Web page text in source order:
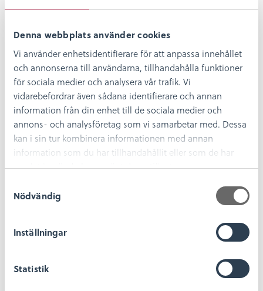
Denna webbplats använder cookies
Vi använder enhetsidentifierare för att anpassa innehållet
och annonserna till användarna, tillhandahålla funktioner
för sociala medier och analysera vår trafik. Vi
vidarebefordrar även sådana identifierare och annan
information från din enhet till de sociala medier och
annons- och analysföretag som vi samarbetar med. Dessa
kan i sin tur kombinera informationen med annan
information som du har tillhandahållit eller som de har
samlat in när du har använt deras tjänster.
Nödvändig
Inställningar
Statistik
Boka en guidad visning av
Kronanutställningen
Upplev berättelsen om regalskeppet
Kronan tillsammans med en av våra
kunniga guider! Du får följa skeppets
dramatiska öde – från storslaget bygge
under Stormaktstiden till världsunika